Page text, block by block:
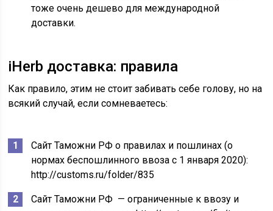
тоже очень дешево для международной
доставки.
iHerb доставка: правила
Как правило, этим не стоит забивать себе голову, но на
всякий случай, если сомневаетесь:
Сайт Таможни РФ о правилах и пошлинах (о
нормах беспошлинного ввоза с 1 января 2020):
http://customs.ru/folder/835
Сайт Таможни РФ — ограниченные к ввозу и